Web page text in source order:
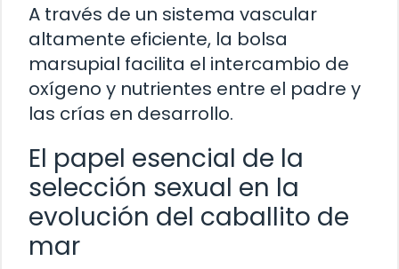
A través de un sistema vascular
altamente eficiente, la bolsa
marsupial facilita el intercambio de
oxígeno y nutrientes entre el padre y
las crías en desarrollo.
El papel esencial de la
selección sexual en la
evolución del caballito de
mar